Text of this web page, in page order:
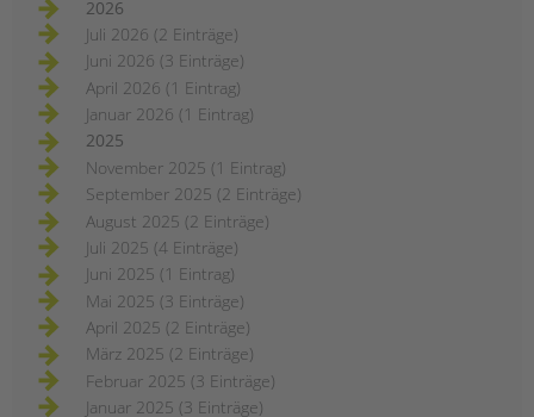
2026
Juli 2026 (2 Einträge)
Juni 2026 (3 Einträge)
April 2026 (1 Eintrag)
Januar 2026 (1 Eintrag)
2025
November 2025 (1 Eintrag)
September 2025 (2 Einträge)
August 2025 (2 Einträge)
Juli 2025 (4 Einträge)
Juni 2025 (1 Eintrag)
Mai 2025 (3 Einträge)
April 2025 (2 Einträge)
März 2025 (2 Einträge)
Februar 2025 (3 Einträge)
Januar 2025 (3 Einträge)